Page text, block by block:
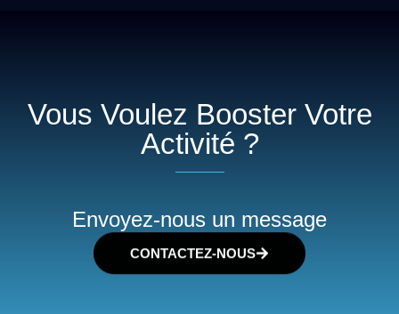
Vous Voulez Booster Votre
Activité ?
Envoyez-nous un message
CONTACTEZ-NOUS